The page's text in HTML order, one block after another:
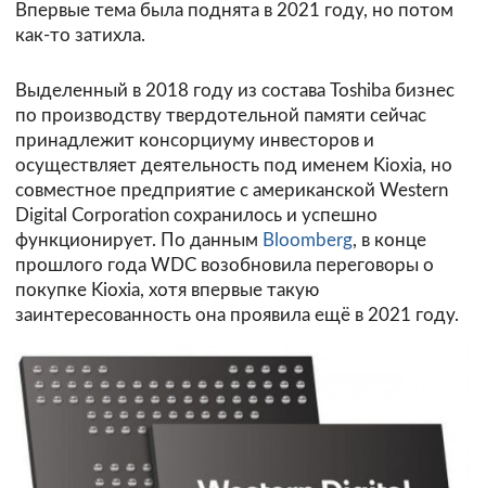
Впервые тема была поднята в 2021 году, но потом
как-то затихла.
Выделенный в 2018 году из состава Toshiba бизнес
по производству твердотельной памяти сейчас
принадлежит консорциуму инвесторов и
осуществляет деятельность под именем Kioxia, но
совместное предприятие с американской Western
Digital Corporation сохранилось и успешно
функционирует. По данным Bloomberg, в конце
прошлого года WDC возобновила переговоры о
покупке Kioxia, хотя впервые такую
заинтересованность она проявила ещё в 2021 году.